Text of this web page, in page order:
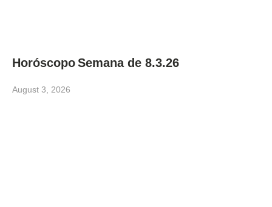
Horóscopo Semana de 8.3.26
August 3, 2026